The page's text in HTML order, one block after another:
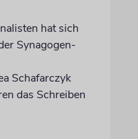
hat sich
Synagogen-
Schafarczyk
das Schreiben